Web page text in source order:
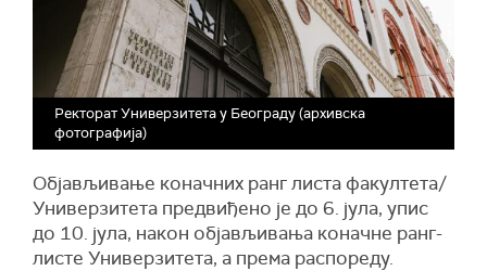
Ректорат Универзитета у Београду (архивска
фотографија)
Објављивање коначних ранг листа факултета/
Универзитета предвиђено је до 6. јула, упис
до 10. јула, након објављивања коначне ранг-
листе Универзитета, а према распореду.